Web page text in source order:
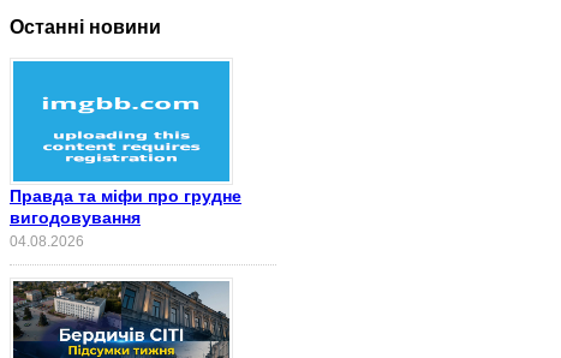
Останні новини
Правда та міфи про грудне
вигодовування
04.08.2026